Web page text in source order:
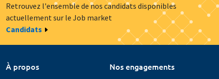
Retrouvez l'ensemble de nos candidats disponibles
actuellement sur le Job market
Candidats
À propos
Nos engagements